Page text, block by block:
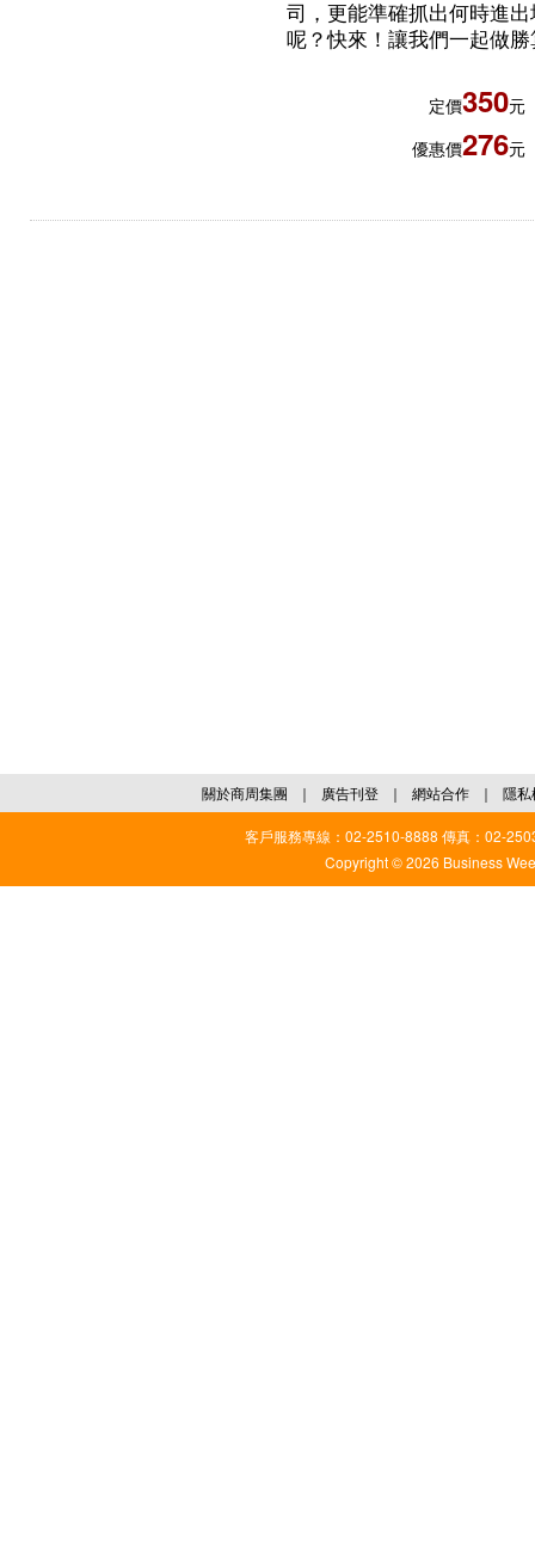
司，更能準確抓出何時進
呢？快來！讓我們一起做
定價350元
優惠價276元
關於商周集團 ｜ 廣告刊登 ｜ 網站合作 ｜ 隱私
客戶服務專線：02-2510-8888 傳真：02-
Copyright © 2026 Business